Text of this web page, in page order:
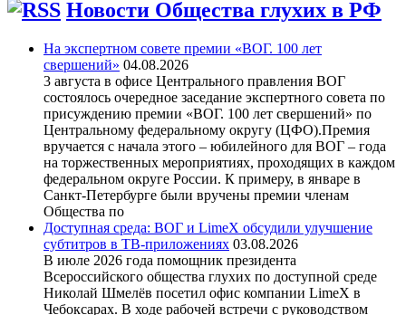
Новости Общества глухих в РФ
На экспертном совете премии «ВОГ. 100 лет
свершений» 04.08.2026
3 августа в офисе Центрального правления ВОГ
состоялось очередное заседание экспертного совета по
присуждению премии «ВОГ. 100 лет свершений» по
Центральному федеральному округу (ЦФО).Премия
вручается с начала этого – юбилейного для ВОГ – года
на торжественных мероприятиях, проходящих в каждом
федеральном округе России. К примеру, в январе в
Санкт-Петербурге были вручены премии членам
Общества по
Доступная среда: ВОГ и LimeX обсудили улучшение
субтитров в ТВ-приложениях 03.08.2026
В июле 2026 года помощник президента
Всероссийского общества глухих по доступной среде
Николай Шмелёв посетил офис компании LimeX в
Чебоксарах. В ходе рабочей встречи с руководством